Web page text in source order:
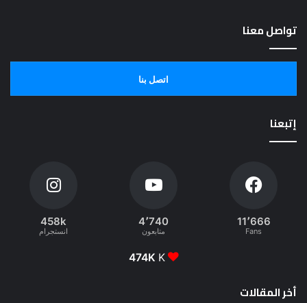
تواصل معنا
اتصل بنا
إتبعنا
11٬666
Fans
4٬740
متابعون
458k
انستجرام
474K K
أخر المقالات